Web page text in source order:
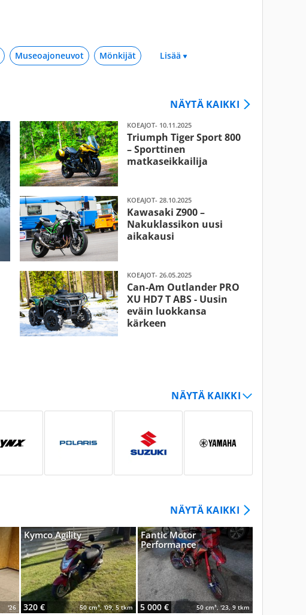
Museoajoneuvot Mönkijät
NÄYTÄ KAIKKI
KOEAJOT- 10.11.2025
Triumph Tiger Sport 800
– Sporttinen
matkaseikkailija
KOEAJOT- 28.10.2025
Kawasaki Z900 –
Nakuklassikon uusi
aikakausi
KOEAJOT- 26.05.2025
Can-Am Outlander PRO
XU HD7 T ABS - Uusin
eväin luokkansa
kärkeen
NÄYTÄ KAIKKI
'26
Kymco Agility
320 € 50 cm³, '09, 5 tkm
Fantic Motor
Performance
5 000 € 50 cm³, '23, 9 tkm